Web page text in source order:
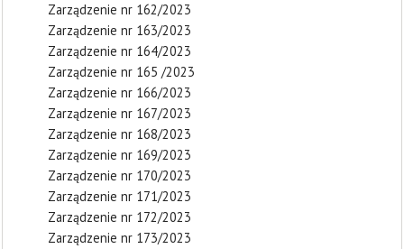
Zarządzenie nr 162/2023
Zarządzenie nr 163/2023
Zarządzenie nr 164/2023
Zarządzenie nr 165 /2023
Zarządzenie nr 166/2023
Zarządzenie nr 167/2023
Zarządzenie nr 168/2023
Zarządzenie nr 169/2023
Zarządzenie nr 170/2023
Zarządzenie nr 171/2023
Zarządzenie nr 172/2023
Zarządzenie nr 173/2023